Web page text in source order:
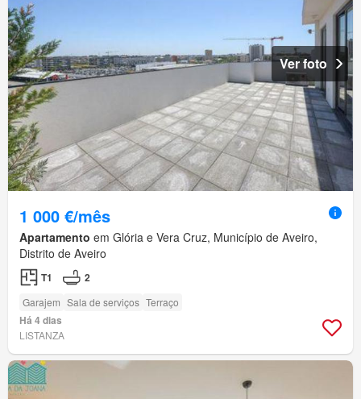
Ver foto
1 000 €/mês
Apartamento em Glória e Vera Cruz, Município de Aveiro,
Distrito de Aveiro
T1 2
Garajem Sala de serviços Terraço
Há 4 dias
LISTANZA